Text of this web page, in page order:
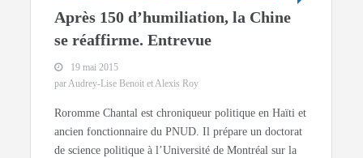
Après 150 d’humiliation, la Chine
se réaffirme. Entrevue
19 mai 2015
par Audrey-Lise Benoit et Alexis Roy
Roromme Chantal est chroniqueur politique en Haïti et
ancien fonctionnaire du PNUD. Il prépare un doctorat
de science politique à l’Université de Montréal sur la